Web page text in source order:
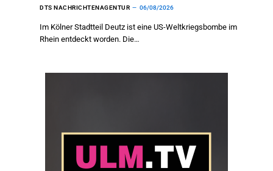
DTS NACHRICHTENAGENTUR 06/08/2026
Im Kölner Stadtteil Deutz ist eine US-Weltkriegsbombe im
Rhein entdeckt worden. Die…